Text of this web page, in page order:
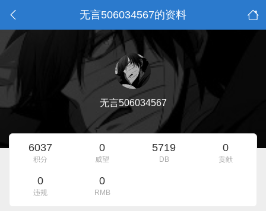
无言506034567的资料
无言506034567
6037
积分
0
威望
5719
DB
0
贡献
0
违规
0
RMB